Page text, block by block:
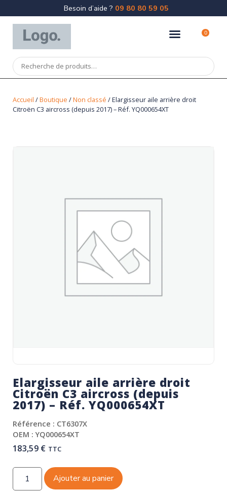
Besoin d’aide ? 09 80 80 59 05
0
Accueil /Boutique /Non classé / Elargisseur aile arrière droit
Citroën C3 aircross (depuis 2017) – Réf. YQ000654XT
Elargisseur aile arrière droit
Citroën C3 aircross (depuis
2017) – Réf. YQ000654XT
Référence : CT6307X
OEM : YQ000654XT
183,59 € TTC
Ajouter au panier